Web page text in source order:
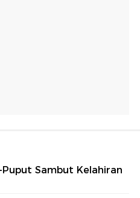
Sambut Kelahiran